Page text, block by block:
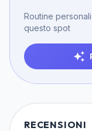
Routine
questo spot
RECENSIONI